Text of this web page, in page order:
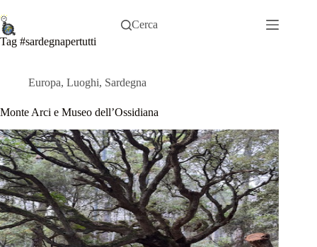
al
contenuto
Cerca
Tag #sardegnapertutti
Europa, Luoghi, Sardegna
Monte Arci e Museo dell’Ossidiana